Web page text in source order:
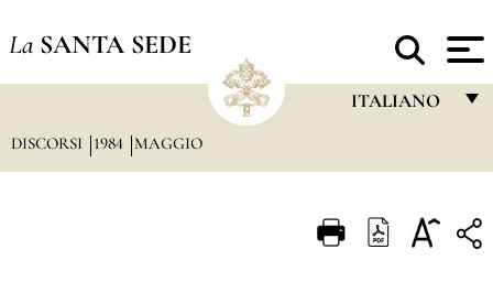
La SANTA SEDE
ITALIANO
ITALIANO
DISCORSI 1984 MAGGIO